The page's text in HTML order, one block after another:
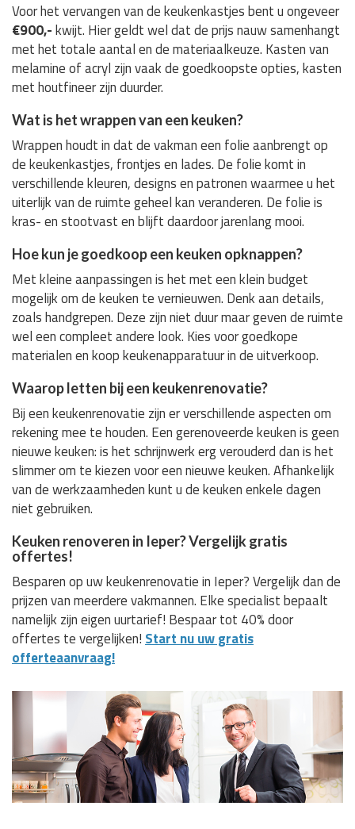
Voor het vervangen van de keukenkastjes bent u ongeveer
€900,-kwijt. Hier geldt wel dat de prijs nauw samenhangt
met het totale aantal en de materiaalkeuze. Kasten van
melamine of acryl zijn vaak de goedkoopste opties, kasten
met houtfineer zijn duurder.
Wat is het wrappen van een keuken?
Wrappen houdt in dat de vakman een folie aanbrengt op
de keukenkastjes, frontjes en lades. De folie komt in
verschillende kleuren, designs en patronen waarmee u het
uiterlijk van de ruimte geheel kan veranderen. De folie is
kras- en stootvast en blijft daardoor jarenlang mooi.
Hoe kun je goedkoop een keuken opknappen?
Met kleine aanpassingen is het met een klein budget
mogelijk om de keuken te vernieuwen. Denk aan details,
zoals handgrepen. Deze zijn niet duur maar geven de ruimte
wel een compleet andere look. Kies voor goedkope
materialen en koop keukenapparatuur in de uitverkoop.
Waarop letten bij een keukenrenovatie?
Bij een keukenrenovatie zijn er verschillende aspecten om
rekening mee te houden. Een gerenoveerde keuken is geen
nieuwe keuken: is het schrijnwerk erg verouderd dan is het
slimmer om te kiezen voor een nieuwe keuken. Afhankelijk
van de werkzaamheden kunt u de keuken enkele dagen
niet gebruiken.
Keuken renoveren in Ieper? Vergelijk gratis
offertes!
Besparen op uw keukenrenovatie in Ieper? Vergelijk dan de
prijzen van meerdere vakmannen. Elke specialist bepaalt
namelijk zijn eigen uurtarief! Bespaar tot 40% door
offertes te vergelijken! Start nu uw gratis
offerteaanvraag!